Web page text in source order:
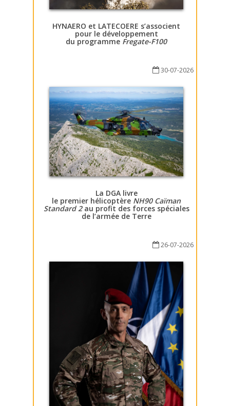
HYNAERO et LATECOERE s’associent
pour le développement
du programme Fregate-F100
30-07-2026
La DGA livre
le premier hélicoptère NH90 Caïman
Standard 2au profit des forces spéciales
de l’armée de Terre
26-07-2026